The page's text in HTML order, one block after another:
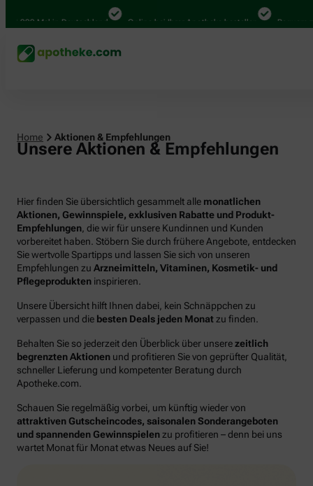
Mal in Deutschland Online bei Ihrer Apotheke bestellen Bequem
Home Aktionen & Empfehlungen
Unsere Aktionen & Empfehlungen
Hier finden Sie übersichtlich gesammelt alle monatlichen
Aktionen, Gewinnspiele, exklusiven Rabatte und Produkt-
Empfehlungen , die wir für unsere Kundinnen und Kunden
vorbereitet haben. Stöbern Sie durch frühere Angebote, entdecken
Sie wertvolle Spartipps und lassen Sie sich von unseren
Empfehlungen zu Arzneimitteln, Vitaminen, Kosmetik- und
Pflegeprodukten inspirieren.
Unsere Übersicht hilft Ihnen dabei, kein Schnäppchen zu
verpassen und die besten Deals jeden Monatzu finden.
Behalten Sie so jederzeit den Überblick über unserezeitlich
begrenzten Aktionen und profitieren Sie von geprüfter Qualität,
schneller Lieferung und kompetenter Beratung durch
Apotheke.com.
Schauen Sie regelmäßig vorbei, um künftig wieder von
attraktiven Gutscheincodes, saisonalen Sonderangeboten
und spannenden Gewinnspielenzu profitieren – denn bei uns
wartet Monat für Monat etwas Neues auf Sie!